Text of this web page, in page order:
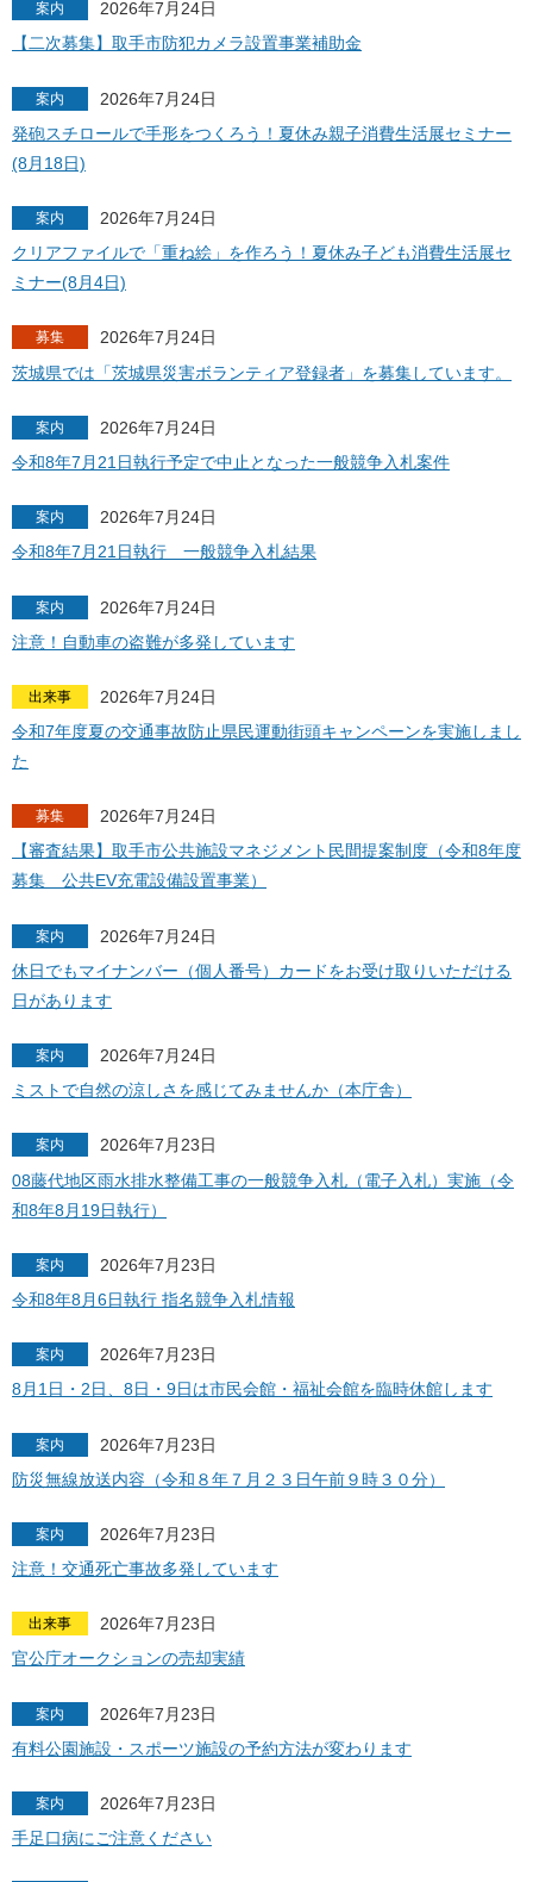
案内
2026年7月24日
【二次募集】取手市防犯カメラ設置事業補助金
案内
2026年7月24日
発砲スチロールで手形をつくろう！夏休み親子消費生活展セミナー
(8月18日)
案内
2026年7月24日
クリアファイルで「重ね絵」を作ろう！夏休み子ども消費生活展セ
ミナー(8月4日)
募集
2026年7月24日
茨城県では「茨城県災害ボランティア登録者」を募集しています。
案内
2026年7月24日
令和8年7月21日執行予定で中止となった一般競争入札案件
案内
2026年7月24日
令和8年7月21日執行 一般競争入札結果
案内
2026年7月24日
注意！自動車の盗難が多発しています
出来事
2026年7月24日
令和7年度夏の交通事故防止県民運動街頭キャンペーンを実施しまし
た
募集
2026年7月24日
【審査結果】取手市公共施設マネジメント民間提案制度（令和8年度
募集 公共EV充電設備設置事業）
案内
2026年7月24日
休日でもマイナンバー（個人番号）カードをお受け取りいただける
日があります
案内
2026年7月24日
ミストで自然の涼しさを感じてみませんか（本庁舎）
案内
2026年7月23日
08藤代地区雨水排水整備工事の一般競争入札（電子入札）実施（令
和8年8月19日執行）
案内
2026年7月23日
令和8年8月6日執行 指名競争入札情報
案内
2026年7月23日
8月1日・2日、8日・9日は市民会館・福祉会館を臨時休館します
案内
2026年7月23日
防災無線放送内容（令和８年７月２３日午前９時３０分）
案内
2026年7月23日
注意！交通死亡事故多発しています
出来事
2026年7月23日
官公庁オークションの売却実績
案内
2026年7月23日
有料公園施設・スポーツ施設の予約方法が変わります
案内
2026年7月23日
手足口病にご注意ください